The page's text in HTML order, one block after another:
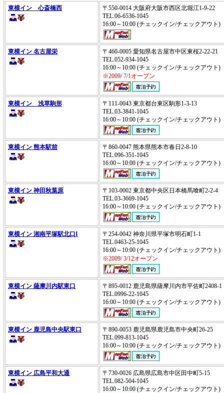
東横イン 心斎橋西
〒550-0014 大阪府大阪市西区北堀江1-9-22
TEL.06-6536-1045
16:00～10:00 (チェックイン/チェックアウ
東横イン 名古屋栄
〒460-0005 愛知県名古屋市中区東桜2-22-21
TEL.052-934-1045
16:00～10:00 (チェックイン/チェックアウ
※2009/ 7/1オープン
東横イン 浅草駒形
〒111-0043 東京都台東区駒形1-3-13
TEL.03-3841-1045
16:00～10:00 (チェックイン/チェックアウ
東横イン 熊本駅前
〒860-0047 熊本県熊本市春日2-8-10
TEL.096-351-1045
16:00～10:00 (チェックイン/チェックアウ
東横イン 神田秋葉原
〒103-0002 東京都中央区日本橋馬喰町2-2-4
TEL.03-3669-1045
16:00～10:00 (チェックイン/チェックアウト)
東横イン 湘南平塚駅北口I
〒254-0042 神奈川県平塚市明石町1-1
TEL.0463-25-1045
16:00～10:00 (チェックイン/チェックアウ
※2009/ 3/12オープン
東横イン 薩摩川内駅東口
〒895-0012 鹿児島県薩摩川内市平佐町
TEL.0996-22-1045
16:00～10:00 (チェックイン/チェックアウ
東横イン 鹿児島中央駅東口
〒890-0053 鹿児島県鹿児島市中央町26-25
TEL.099-813-1045
16:00～10:00 (チェックイン/チェックアウ
東横イン 広島平和大通
〒730-0026 広島県広島市中区田中町5-15
TEL.082-504-1045
16:00～10:00 (チェックイン/チェックアウ